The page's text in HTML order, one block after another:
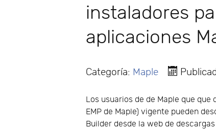
instaladores
aplicaciones
Categoría: Maple
Los usuarios de de Maple que
EMP de Maple) vigente pueden
Builder desde la web de